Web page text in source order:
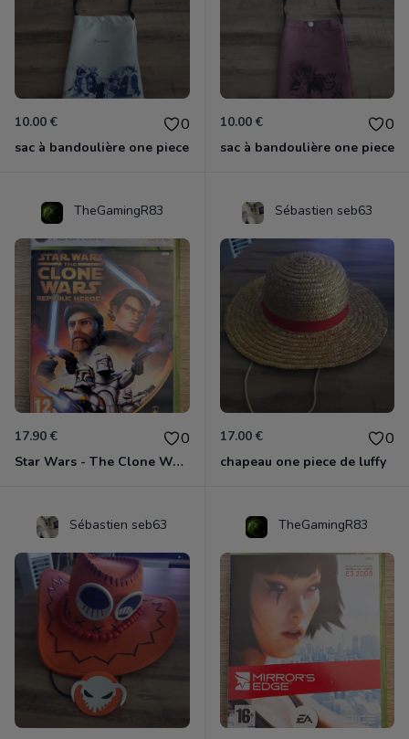
10.00 € 0
sac à bandoulière one piece
10.00 € 0
sac à bandoulière one piece
TheGamingR83
17.90 € 0
Star Wars - The Clone Wars - Les Héros De La République Xbox 360
Sébastien seb63
17.00 € 0
chapeau one piece de luffy
Sébastien seb63 TheGamingR83